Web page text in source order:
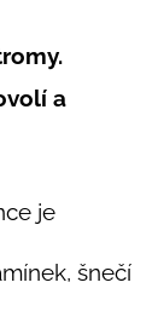
a
je
šnečí